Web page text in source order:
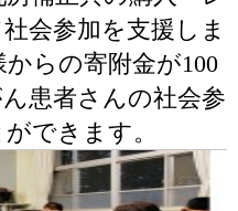
会参加を支援しま
の寄附金が100
患者さんの社会参
できます。